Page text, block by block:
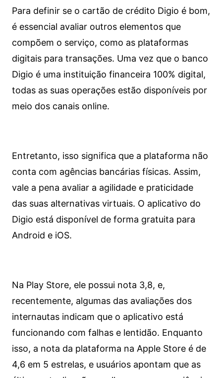
Para definir se o cartão de crédito Digio é bom,
é essencial avaliar outros elementos que
compõem o serviço, como as plataformas
digitais para transações. Uma vez que o banco
Digio é uma instituição financeira 100% digital,
todas as suas operações estão disponíveis por
meio dos canais online.
Entretanto, isso significa que a plataforma não
conta com agências bancárias físicas. Assim,
vale a pena avaliar a agilidade e praticidade
das suas alternativas virtuais. O aplicativo do
Digio está disponível de forma gratuita para
Android e iOS.
Na Play Store, ele possui nota 3,8, e,
recentemente, algumas das avaliações dos
internautas indicam que o aplicativo está
funcionando com falhas e lentidão. Enquanto
isso, a nota da plataforma na Apple Store é de
4,6 em 5 estrelas, e usuários apontam que as